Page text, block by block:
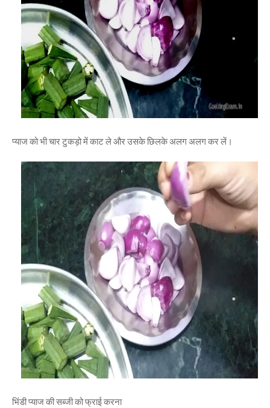
प्याज को भी चार टुकड़ो में काट ले और उसके छिलके अलग अलग कर लें।
भिंडी प्याज की सब्जी को फ्राई करना